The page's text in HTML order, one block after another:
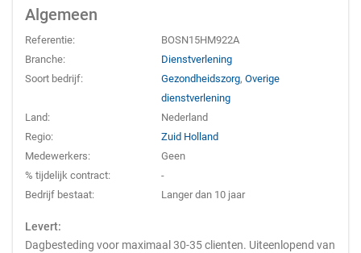
Algemeen
Referentie:
BOSN15HM922A
Branche:
Dienstverlening
Soort bedrijf:
Gezondheidszorg,Overige
dienstverlening
Land:
Nederland
Regio:
Zuid Holland
Medewerkers:
Geen
% tijdelijk contract:
-
Bedrijf bestaat:
Langer dan 10 jaar
Levert:
Dagbesteding voor maximaal 30-35 clienten. Uiteenlopend van